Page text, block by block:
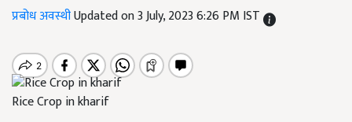
प्रबोध अवस्थीUpdated on 3 July, 2023 6:26 PM IST
Rice Crop in kharif